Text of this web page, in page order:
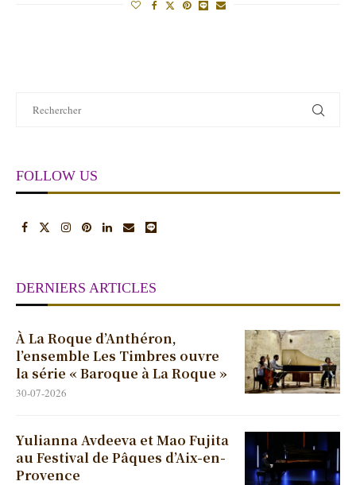
FOLLOW US
DERNIERS ARTICLES
À La Roque d’Anthéron,
l’ensemble Les Timbres ouvre
la série « Baroque à La Roque »
30-07-2026
Yulianna Avdeeva et Mao Fujita
au Festival de Pâques d’Aix-en-
Provence